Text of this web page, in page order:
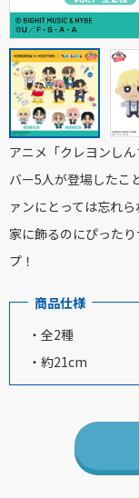
アニメ「クレヨンし
バー5人が登場したこ
ァンにとっては忘れ
家に飾るのにぴった
プ！
商品仕様
・全2種
・約21cm